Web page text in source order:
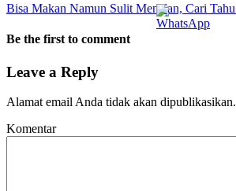
Bisa Makan Namun Sulit Menelan, Cari
Be the first to comment
Leave a Reply
Alamat email Anda tidak akan dipublikasikan.
Komentar